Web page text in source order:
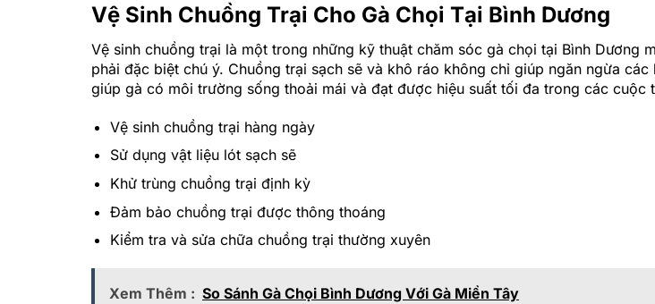
Vệ Sinh Chuồng Trại Cho Gà Chọi Tại Bình Dương
Vệ sinh chuồng trại là một trong những kỹ thuật chăm sóc gà chọi tại Bình Dương
phải đặc biệt chú ý. Chuồng trại sạch sẽ và khô ráo không chỉ giúp ngăn ngừa các
giúp gà có môi trường sống thoải mái và đạt được hiệu suất tối đa trong các cuộc
Vệ sinh chuồng trại hàng ngày
Sử dụng vật liệu lót sạch sẽ
Khử trùng chuồng trại định kỳ
Đảm bảo chuồng trại được thông thoáng
Kiểm tra và sửa chữa chuồng trại thường xuyên
Xem Thêm : So Sánh Gà Chọi Bình Dương Với Gà Miền Tây